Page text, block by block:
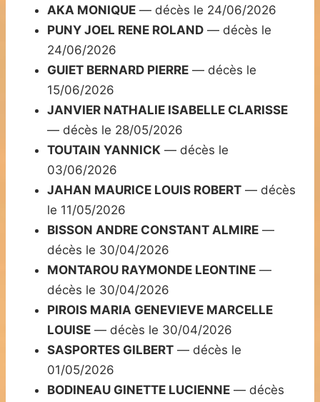
AKA MONIQUE — décès le 24/06/2026
PUNY JOEL RENE ROLAND — décès le
24/06/2026
GUIET BERNARD PIERRE — décès le
15/06/2026
JANVIER NATHALIE ISABELLE CLARISSE
— décès le 28/05/2026
TOUTAIN YANNICK — décès le
03/06/2026
JAHAN MAURICE LOUIS ROBERT — décès
le 11/05/2026
BISSON ANDRE CONSTANT ALMIRE —
décès le 30/04/2026
MONTAROU RAYMONDE LEONTINE —
décès le 30/04/2026
PIROIS MARIA GENEVIEVE MARCELLE
LOUISE — décès le 30/04/2026
SASPORTES GILBERT — décès le
01/05/2026
BODINEAU GINETTE LUCIENNE — décès